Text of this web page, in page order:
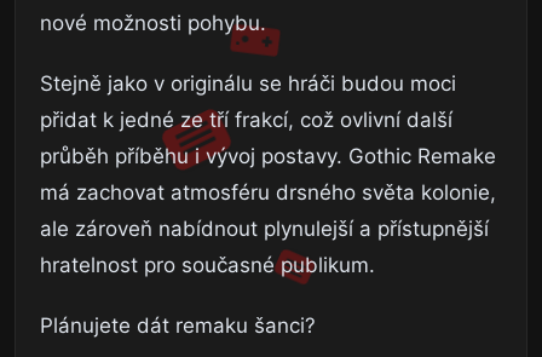
nové možnosti pohybu.
Stejně jako v originálu se hráči budou moci
přidat k jedné ze tří frakcí, což ovlivní další
průběh příběhu i vývoj postavy. Gothic Remake
má zachovat atmosféru drsného světa kolonie,
ale zároveň nabídnout plynulejší a přístupnější
hratelnost pro současné publikum.
Plánujete dát remaku šanci?